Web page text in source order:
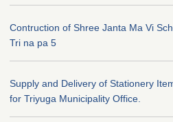
Contruction of Shree Janta Ma Vi
Tri na pa 5
Supply and Delivery of Stationery
for Triyuga Municipality Office.